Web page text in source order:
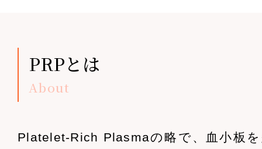
PRPとは
About
Platelet-Rich Plasmaの略で、血小板